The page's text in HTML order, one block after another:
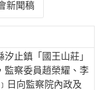
新聞稿
止鎮「國王山莊」
監察委員趙榮耀、李
日向監察院內政及